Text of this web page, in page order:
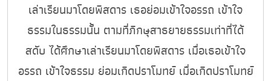
เล่าเรียนมาโดยพิสดาร เธอย่อมเข้าใจอรรถ เข้าใจ
ธรรมในธรรมนั้น ตามที่ภิกษุสาธยายธรรมเท่าที่ได้
สดับ ได้ศึกษาเล่าเรียนมาโดยพิสดาร เมื่อเธอเข้าใจ
อรรถ เข้าใจธรรม ย่อมเกิดปราโมทย์ เมื่อเกิดปราโมทย์